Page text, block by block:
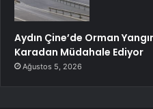
Aydın Çine’de Orman
Karadan Müdahale Ediyor
Ağustos 5, 2026